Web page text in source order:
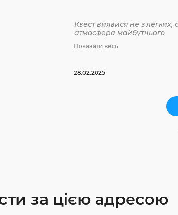
Квест виявися не з
атмосфера майбутнього
Показати весь
28.02.2025
за цією адресою